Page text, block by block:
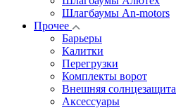
Шлагбаумы An-motors
Прочее
Барьеры
Калитки
Перегрузки
Комплекты ворот
Внешняя солнцезащита
Аксессуары